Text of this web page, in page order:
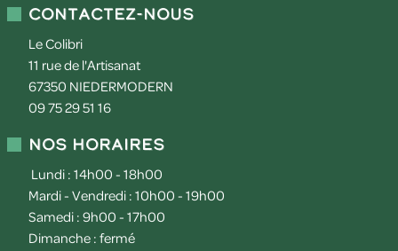
Contactez-nous
Le Colibri
11 rue de l'Artisanat
67350 NIEDERMODERN
09 75 29 51 16
Nos horaires
Lundi : 14h00 - 18h00
Mardi - Vendredi : 10h00 - 19h00
Samedi : 9h00 - 17h00
Dimanche : fermé